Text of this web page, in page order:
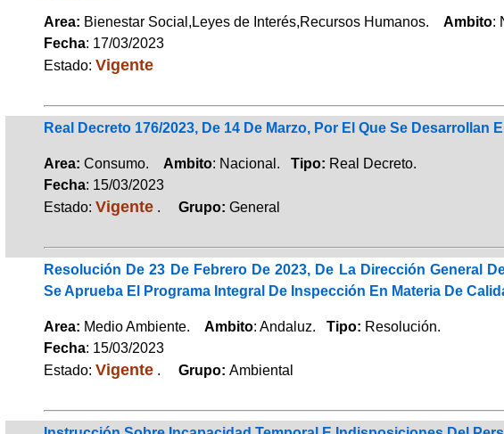
Area: Bienestar Social,Leyes de Interés,Recursos Humanos. Ambito:
Fecha: 17/03/2023
Estado: Vigente
Real Decreto 176/2023, De 14 De Marzo, Por El Que Se Desarrollan
Area: Consumo. Ambito: Nacional. Tipo: Real Decreto.
Fecha: 15/03/2023
Estado: Vigente. Grupo: General
Resolución De 23 De Febrero De 2023, De La Dirección General
Se Aprueba El Programa Integral De Inspección En Materia De
Area: Medio Ambiente. Ambito: Andaluz. Tipo: Resolución.
Fecha: 15/03/2023
Estado: Vigente. Grupo: Ambiental